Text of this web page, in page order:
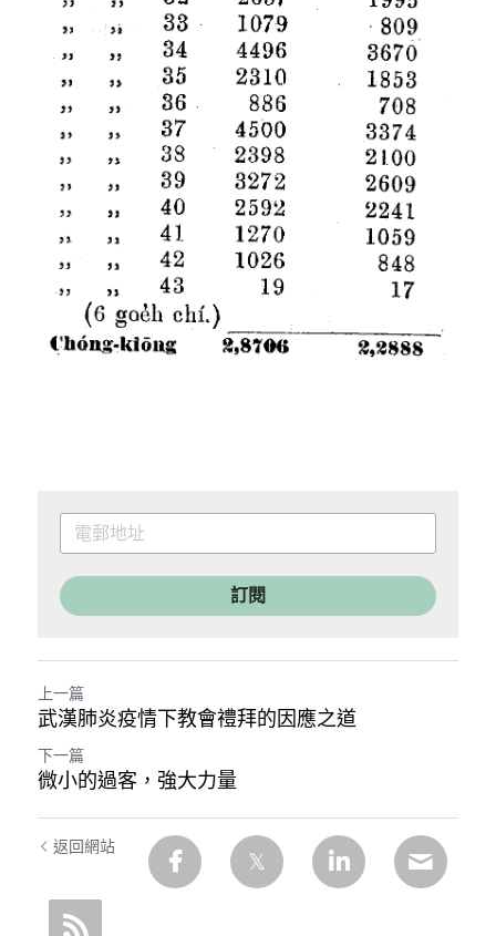
訂閱
上一篇
武漢肺炎疫情下教會禮拜的因應之道
下一篇
微小的過客，強大力量
返回網站